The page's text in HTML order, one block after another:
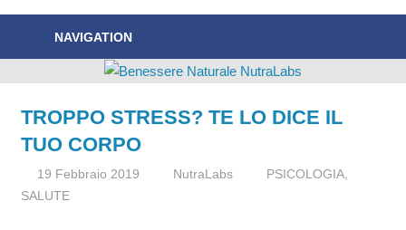
Naturale
NutraLabs
Nuove
sul
Benessere
Naturale!
NAVIGATION
TROPPO STRESS? TE LO DICE IL
TUO CORPO
19 Febbraio 2019 NutraLabs PSICOLOGIA,
SALUTE